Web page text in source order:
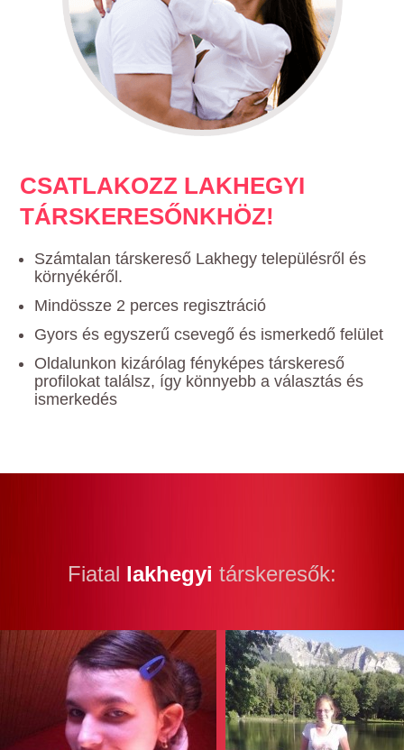
CSATLAKOZZ LAKHEGYI
TÁRSKERESŐNKHÖZ!
Számtalan társkereső Lakhegy településről és
környékéről.
Mindössze 2 perces regisztráció
Gyors és egyszerű csevegő és ismerkedő felület
Oldalunkon kizárólag fényképes társkereső
profilokat találsz, így könnyebb a választás és
ismerkedés
Fiatal lakhegyi társkeresők: